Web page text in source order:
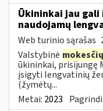
Ūkininkai jau
naudojamų
Web turinio sąrašas
Valstybinė mokesčių
ūkininkai, prisijungę
įsigyti lengvatinių
(žymėtų...
Metai: 2023